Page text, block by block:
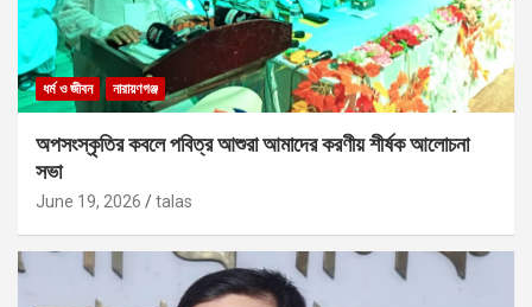
ধর্ম ও জীবন নারায়ণগঞ্জ
অপসংস্কৃতির কবলে পবিত্র আশুরা আমাদের করণীয় শীর্ষক আলোচনা
সভা
June 19, 2026 talas